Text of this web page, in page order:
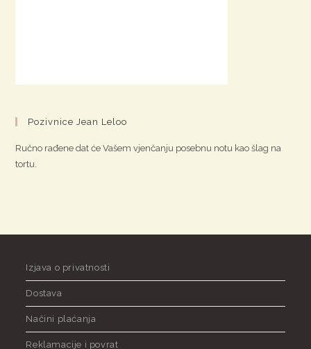
Pozivnice Jean Leloo
Ručno rađene dat će Vašem vjenčanju posebnu notu kao šlag na
tortu.
Izjava o privatnosti
Dostava
Načini plaćanja
Reklamacije i povrat